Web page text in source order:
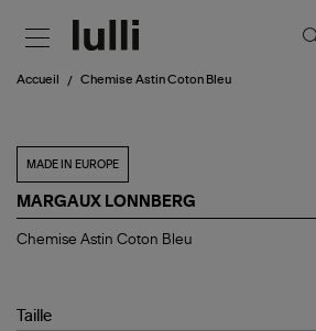
Accueil Chemise Astin Coton Bleu
MADE IN EUROPE
MARGAUX LONNBERG
Chemise
Chemise Astin Coton Bleu
Taille